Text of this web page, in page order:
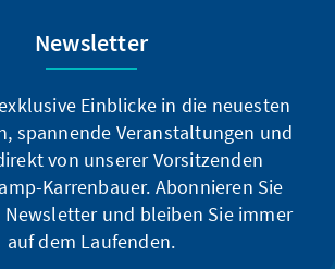
Newsletter
Einblicke in die neuesten
spannende Veranstaltungen und
von unserer Vorsitzenden
Karrenbauer. Abonnieren Sie
und bleiben Sie immer
auf dem Laufenden.